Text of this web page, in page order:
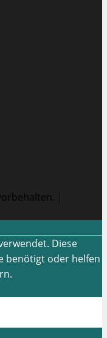
|
Diese
benötigt oder helfen